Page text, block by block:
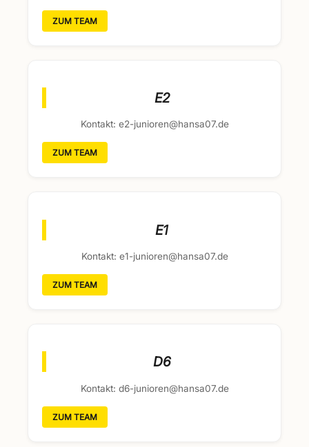
ZUM TEAM
E2
Kontakt: e2-junioren@hansa07.de
ZUM TEAM
E1
Kontakt: e1-junioren@hansa07.de
ZUM TEAM
D6
Kontakt: d6-junioren@hansa07.de
ZUM TEAM